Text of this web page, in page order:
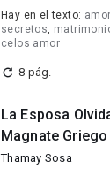
Hay en el texto:
secretos,
celos amor
8 pág.
La Esposa
Magnate Griego
Thamay Sosa